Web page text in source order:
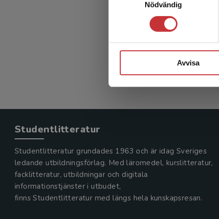
Nödvändig
Avvisa
Borg,
404 kr
Exkl.
Studentlitteratur
Studentlitteratur grundades 1963 och är idag Sveriges
ledande utbildningsförlag. Med läromedel, kurslitteratur,
facklitteratur, utbildningar och digitala
informationstjänster i utbudet,
finns Studentlitteratur med längs hela kunskapsresan.